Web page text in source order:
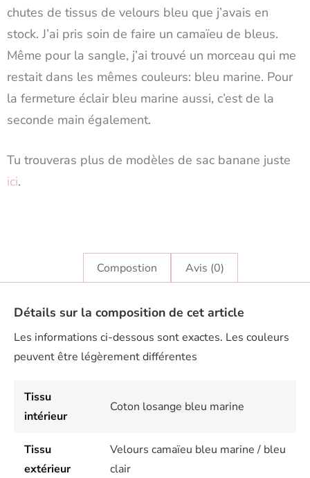
chutes de tissus de velours bleu que j’avais en
stock. J’ai pris soin de faire un camaïeu de bleus.
Même pour la sangle, j’ai trouvé un morceau qui me
restait dans les mêmes couleurs: bleu marine. Pour
la fermeture éclair bleu marine aussi, c’est de la
seconde main également.
Tu trouveras plus de modèles de sac banane juste
ici.
Compostion Avis (0)
Détails sur la composition de cet article
Les informations ci-dessous sont exactes. Les couleurs
peuvent être légèrement différentes
Tissu
intérieur
Coton losange bleu marine
Tissu
extérieur
Velours camaïeu bleu marine / bleu
clair